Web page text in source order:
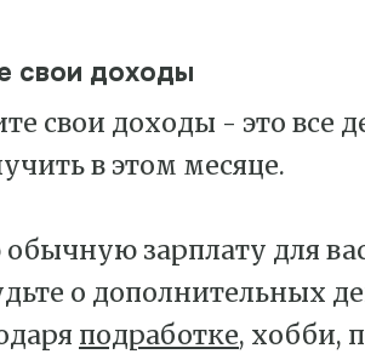
свои доходы
свои доходы - это все
в этом месяце.
зарплату для
о дополнительных
подработке, хобби,